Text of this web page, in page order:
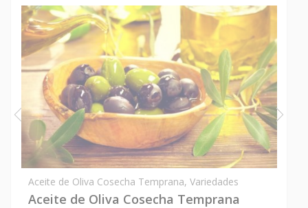
Aceite de Oliva Cosecha Temprana, Variedades
Aceite de Oliva Cosecha Temprana